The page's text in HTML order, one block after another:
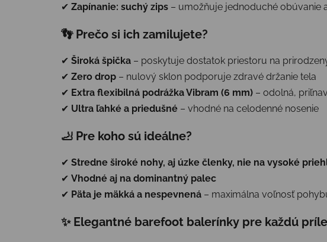
✔ Zapínanie: suchý zips – umožňuje jednoduché obúvanie
👣 Prečo si ich zamilujete?
✔ Široká špička – poskytuje dostatok priestoru na
✔ Zero drop – nulový sklon podporuje zdravé držanie tela
✔ Extra flexibilná podrážka Vibram (6 mm) – odolná,
✔ Ultra ľahké a priedušné – vhodné na celodenné nosenie
🦶 Pre koho sú ideálne?
✔ Stredne široké nohy, aj úzke členky, nie na vysoké
✔ Vhodné aj na dominantný palec
✔ Päta je mäkká a nespevnená – maximálna voľnosť
✨ Elegantné barefoot balerínky pre každú